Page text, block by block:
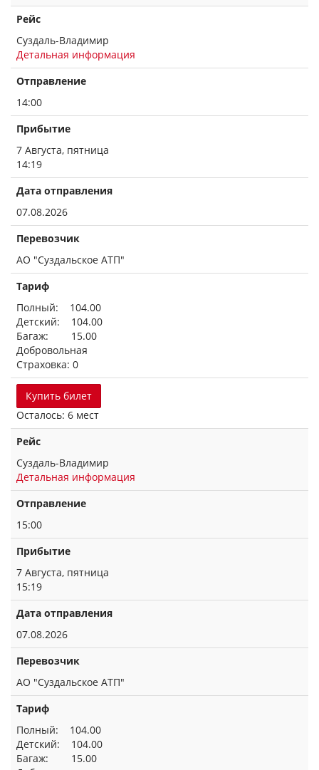
Рейс
Суздаль-Владимир
Детальная информация
Отправление
14:00
Прибытие
7 Августа, пятница
14:19
Дата отправления
07.08.2026
Перевозчик
АО "Суздальское АТП"
Тариф
Полный: 104.00
Детский: 104.00
Багаж: 15.00
Добровольная
Страховка: 0
Купить билет
Осталось: 6 мест
Рейс
Суздаль-Владимир
Детальная информация
Отправление
15:00
Прибытие
7 Августа, пятница
15:19
Дата отправления
07.08.2026
Перевозчик
АО "Суздальское АТП"
Тариф
Полный: 104.00
Детский: 104.00
Багаж: 15.00